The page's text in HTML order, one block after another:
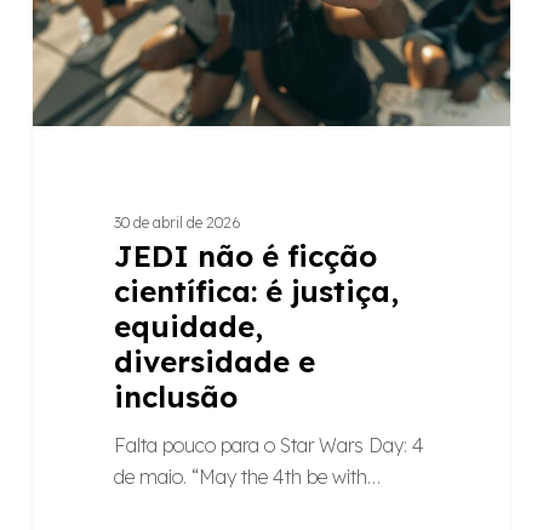
justiça,
equidade,
diversidade
e
30 de abril de 2026
JEDI não é ficção
científica: é justiça,
equidade,
diversidade e
inclusão
Falta pouco para o Star Wars Day: 4
de maio. “May the 4th be with…